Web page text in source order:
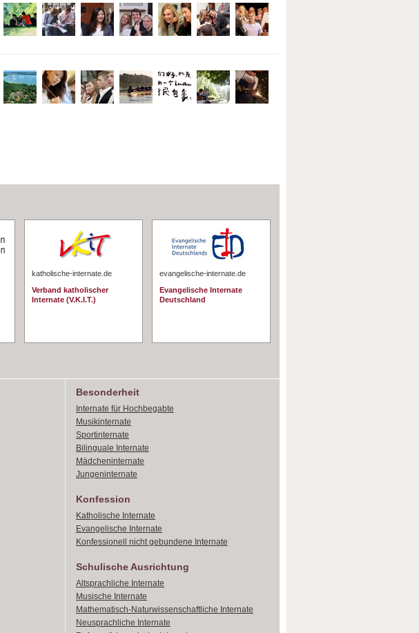
katholische-internate.de
Verband katholischer
Internate (V.K.I.T.)
evangelische-internate.de
Evangelische Internate
Deutschland
Besonderheit
Internate für Hochbegabte
Musikinternate
Sportinternate
Bilinguale Internate
Mädcheninternate
Jungeninternate
Konfession
Katholische Internate
Evangelische Internate
Konfessionell nicht gebundene Internate
Schulische Ausrichtung
Altsprachliche Internate
Musische Internate
Mathematisch-Naturwissenschaftliche Internate
Neusprachliche Internate